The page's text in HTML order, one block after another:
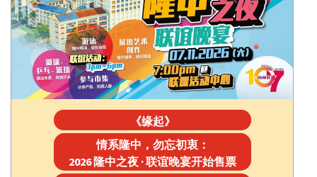
《缘起》
情系隆中，勿忘初衷：
2026 隆中之夜 · 联谊晚宴开始售票